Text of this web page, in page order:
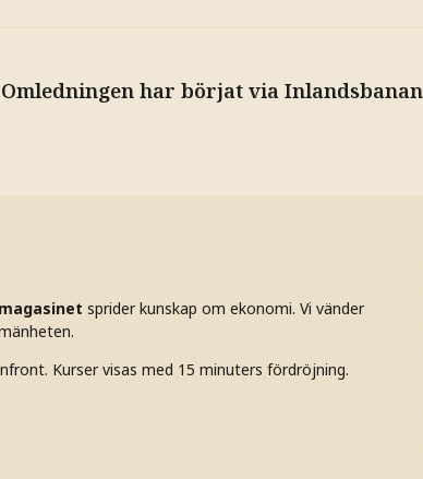
har börjat via Inlandsbanan
sprider kunskap om ekonomi. Vi vänder
Kurser visas med 15 minuters fördröjning.